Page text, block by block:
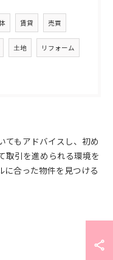
賃貸 売買
土地 リフォーム
てもアドバイスし、初め
取引を進められる環境を
に合った物件を見つける